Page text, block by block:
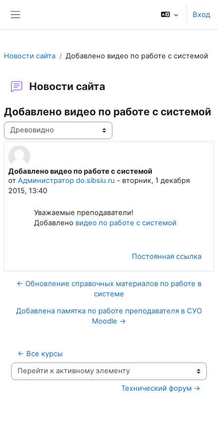
Вход
Новости сайта Добавлено видео по работе с системой
Новости сайта
Добавлено видео по работе с системой
Режим отображения
Добавлено видео по работе с системой
от Администратор do.sibsiu.ru - вторник, 1 декабря
2015, 13:40
Количество ответов: 0
Уважаемые преподаватели!
Добавлено видео по работе с системой
Постоянная ссылка
← Обновление справочных материалов по работе в
системе
Добавлена памятка по работе преподавателя в СУО
Moodle →
← Все курсы
Перейти к активному элементу
Технический форум →